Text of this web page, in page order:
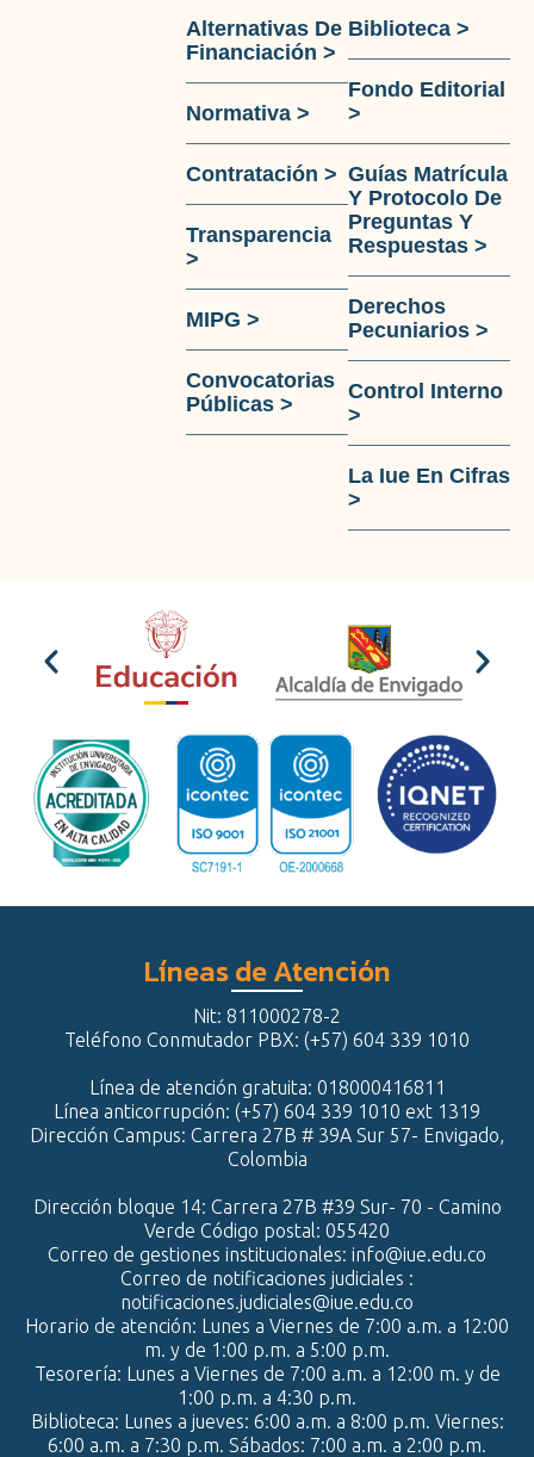
Alternativas De
Financiación >
Normativa >
Contratación >
Transparencia
>
MIPG >
Convocatorias
Públicas >
Biblioteca >
Fondo Editorial
>
Guías Matrícula
Y Protocolo De
Preguntas Y
Respuestas >
Derechos
Pecuniarios >
Control Interno
>
La Iue En Cifras
>
Líneas de Atención
Nit: 811000278-2
Teléfono Conmutador PBX: (+57) 604 339 1010
Línea de atención gratuita: 018000416811
Línea anticorrupción: (+57) 604 339 1010 ext 1319
Dirección Campus: Carrera 27B # 39A Sur 57- Envigado,
Colombia
Dirección bloque 14: Carrera 27B #39 Sur- 70 - Camino
Verde Código postal: 055420
Correo de gestiones institucionales: info@iue.edu.co
Correo de notificaciones judiciales :
notificaciones.judiciales@iue.edu.co
Horario de atención: Lunes a Viernes de 7:00 a.m. a 12:00
m. y de 1:00 p.m. a 5:00 p.m.
Tesorería: Lunes a Viernes de 7:00 a.m. a 12:00 m. y de
1:00 p.m. a 4:30 p.m.
Biblioteca: Lunes a jueves: 6:00 a.m. a 8:00 p.m. Viernes:
6:00 a.m. a 7:30 p.m. Sábados: 7:00 a.m. a 2:00 p.m.